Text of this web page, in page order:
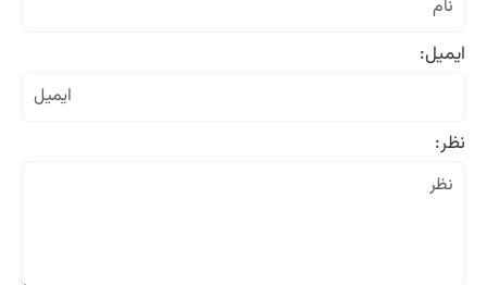
ایمیل:
نظر: